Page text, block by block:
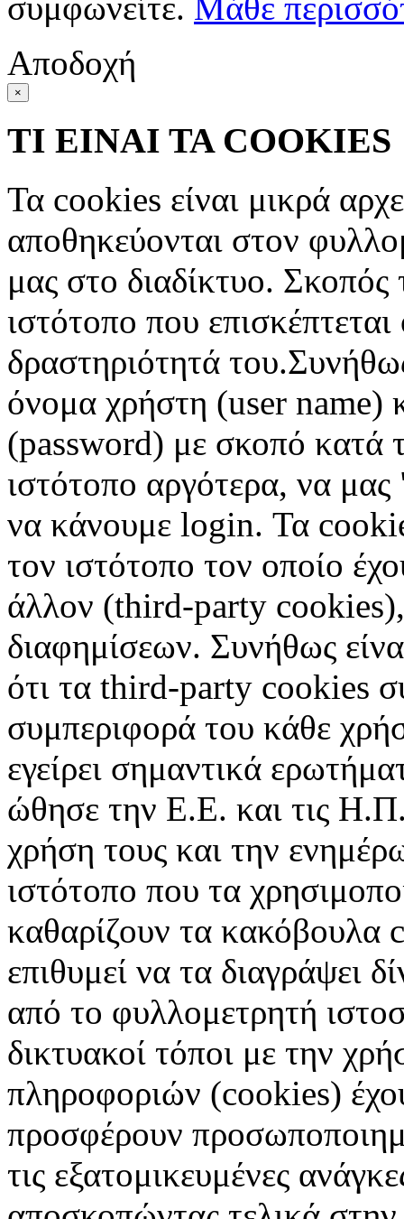
συμφωνείτε. Μάθε
Αποδοχή
×
ΤΙ ΕΙΝΑΙ ΤΑ COOKIES
Τα cookies είναι μικρά
αποθηκεύονται στον
μας στο διαδίκτυο. Σκοπός
ιστότοπο που
δραστηριότητά
όνομα χρήστη (user name)
(password) με σκοπό κατά
ιστότοπο αργότερα, να μας
να κάνουμε login. Τα
τον ιστότοπο τον οποίο
άλλον (third-party
διαφημίσεων. Συνήθως
ότι τα third-party cookies
συμπεριφορά του κάθε
εγείρει σημαντικά
ώθησε την Ε.Ε. και τις
χρήση τους και την
ιστότοπο που τα
καθαρίζουν τα κακόβουλα
επιθυμεί να τα διαγράψει
από το φυλλομετρητή
δικτυακοί τόποι με την
πληροφοριών (cookies)
προσφέρουν
τις εξατομικευμένες